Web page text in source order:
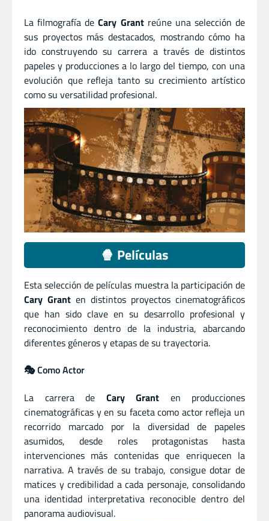
La filmografía deCary Grantreúne una selección de
sus proyectos más destacados, mostrando cómo ha
ido construyendo su carrera a través de distintos
papeles y producciones a lo largo del tiempo, con una
evolución que refleja tanto su crecimiento artístico
como su versatilidad profesional.
🍿 Películas
Esta selección de películas muestra la participación de
Cary Grant en distintos proyectos cinematográficos
que han sido clave en su desarrollo profesional y
reconocimiento dentro de la industria, abarcando
diferentes géneros y etapas de su trayectoria.
🎭 Como Actor
La carrera de Cary Grant en producciones
cinematográficas y en su faceta como actor refleja un
recorrido marcado por la diversidad de papeles
asumidos, desde roles protagonistas hasta
intervenciones más contenidas que enriquecen la
narrativa. A través de su trabajo, consigue dotar de
matices y credibilidad a cada personaje, consolidando
una identidad interpretativa reconocible dentro del
panorama audiovisual.